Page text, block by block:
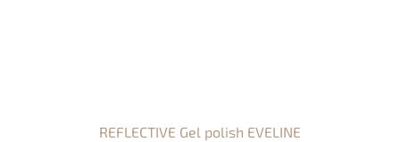
REFLECTIVE Gel polish EVELINE